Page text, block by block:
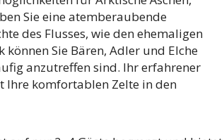
Sie eine atemberaubende
des Flusses, wie den ehemaligen
Sie Bären, Adler und Elche
anzutreffen sind. Ihr erfahrener
Ihre komfortablen Zelte in den